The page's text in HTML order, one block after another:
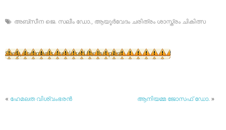
അബ്‌സീന ജെ. സലീം ഡോ., ആയൂര്‍വേദം ചരിത്രം ശാസ്ത്രം ചികിത്സ
Sorry, comments are closed for this post
« ഹേമലത വിശ്വംഭരന്‍ ആനിയമ്മ ജോസഫ് ഡോ. »